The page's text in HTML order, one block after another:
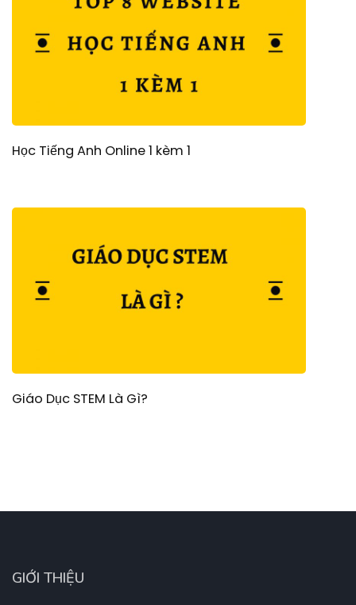
Học Tiếng Anh Online 1 kèm 1
Giáo Dục STEM Là Gì?
GIỚI THIỆU